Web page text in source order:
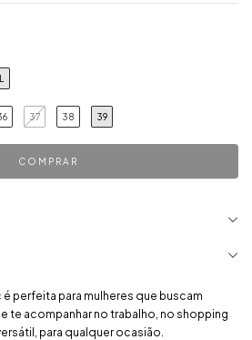
37 38 39
é perfeita para mulheres que buscam
te acompanhar no trabalho, no shopping
para qualquer ocasião.